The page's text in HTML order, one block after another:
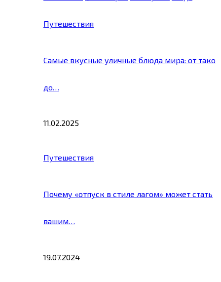
Путешествия
Самые вкусные уличные блюда мира: от тако
до…
11.02.2025
Путешествия
Почему «отпуск в стиле лагом» может стать
вашим…
19.07.2024